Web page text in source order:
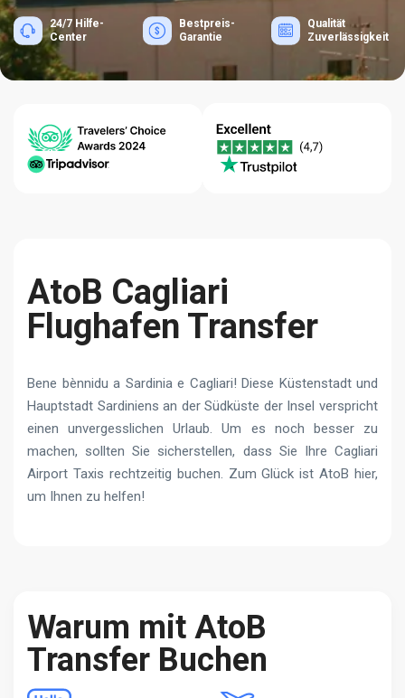
24/7 Hilfe-
Center
Bestpreis-
Garantie
Qualität
Zuverlässigkeit
AtoB Cagliari
Flughafen Transfer
Bene bènnidu a Sardinia e Cagliari! Diese Küstenstadt und
Hauptstadt Sardiniens an der Südküste der Insel verspricht
einen unvergesslichen Urlaub. Um es noch besser zu
machen, sollten Sie sicherstellen, dass Sie Ihre Cagliari
Airport Taxis rechtzeitig buchen. Zum Glück ist AtoB hier,
um Ihnen zu helfen!
Warum mit AtoB
Transfer Buchen